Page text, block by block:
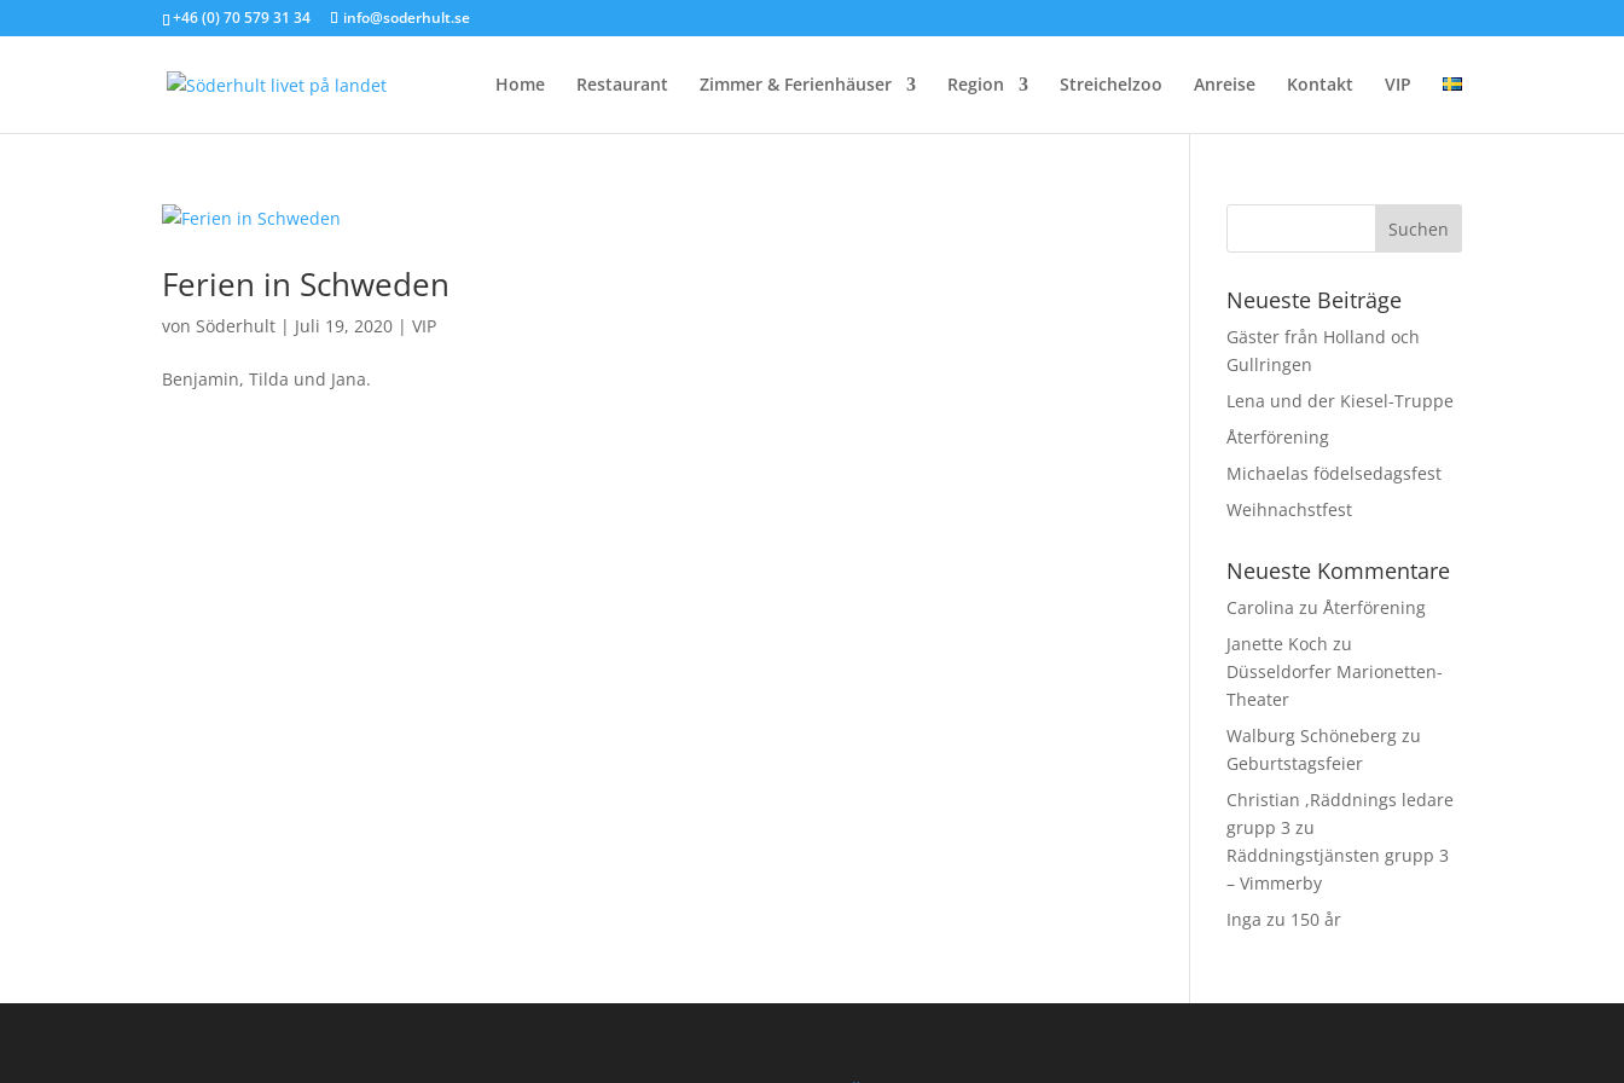
+46 (0) 70 579 31 34 info@soderhult.se
Home Restaurant Zimmer & Ferienhäuser Region Streichelzoo Anreise Kontakt VIP
Ferien in Schweden
vonSöderhult | Juli 19, 2020 |VIP
Benjamin, Tilda und Jana.
Neueste Beiträge
Gäster från Holland och
Gullringen
Lena und der Kiesel-Truppe
Återförening
Michaelas födelsedagsfest
Weihnachstfest
Neueste Kommentare
Carolina zuÅterförening
Janette Koch zu
Düsseldorfer Marionetten-
Theater
Walburg Schöneberg zu
Geburtstagsfeier
Christian ,Räddnings ledare
grupp 3 zu
Räddningstjänsten grupp 3
– Vimmerby
Inga zu 150 år